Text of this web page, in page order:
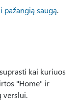
pažangią saugą.
kai kuriuos
"Home" ir
verslui.